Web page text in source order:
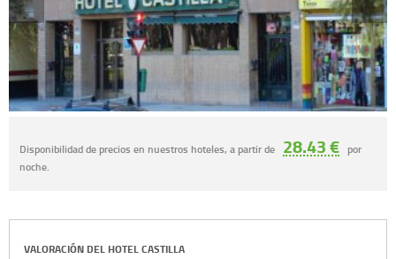
Disponibilidad de precios en nuestros hoteles, a partir de 28.43 € por
noche.
VALORACIÓN DEL HOTEL CASTILLA